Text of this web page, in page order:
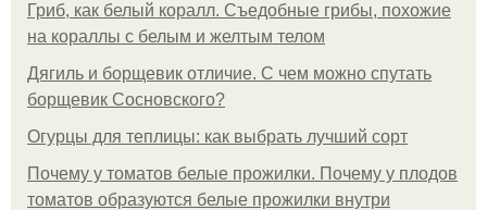
Гриб, как белый коралл. Съедобные грибы, похожие
на кораллы с белым и желтым телом
Дягиль и борщевик отличие. С чем можно спутать
борщевик Сосновского?
Огурцы для теплицы: как выбрать лучший сорт
Почему у томатов белые прожилки. Почему у плодов
томатов образуются белые прожилки внутри